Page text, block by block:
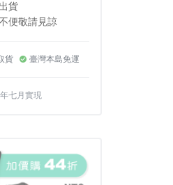
貨
便敬請見諒
貨 臺灣本島免運
七月實現